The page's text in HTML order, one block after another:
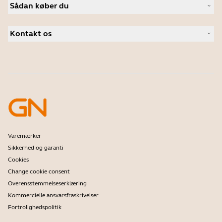
Nyheder og pressemeddelelser
Følg med på vores blog
Casestudier
Speakerphones
Personlige kameraer
Software
Sådan køber du
Distributører
Kontakt os
Udviklerprogram
Partnerprogram
Enterprises End-of-Life-politik
Varemærker
Sikkerhed og garanti
Cookies
Change cookie consent
Overensstemmelseserklæring
Kommercielle ansvarsfraskrivelser
Fortrolighedspolitik